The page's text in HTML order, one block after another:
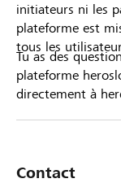
initiateurs ni les
plateforme est
tous les
Tu as des
plateforme
directement à
Contact